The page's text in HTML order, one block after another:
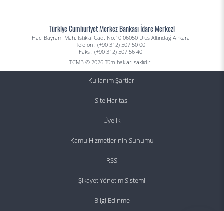
Türkiye Cumhuriyet Merkez Bankası İdare Merkezi
Hacı Bayram Mah. İstiklal Cad. No:10 06050 Ulus Altındağ Ankara
Telefon : (+90 312) 507 50 00
Faks : (+90 312) 507 56 40
TCMB © 2026 Tüm hakları saklıdır.
Kullanım Şartları
Site Haritası
Üyelik
Kamu Hizmetlerinin Sunumu
RSS
Şikayet Yönetim Sistemi
Bilgi Edinme